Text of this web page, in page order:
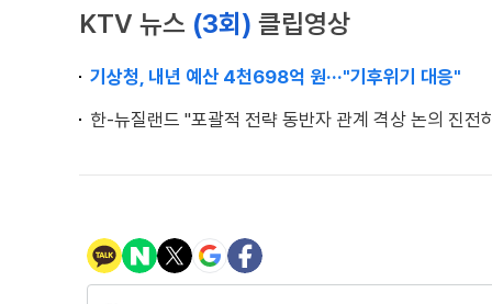
KTV 뉴스 (3회) 클립영상
기상청, 내년 예산 4천698억 원···"기후위기 대응"
한-뉴질랜드 "포괄적 전략 동반자 관계 격상 논의 진전